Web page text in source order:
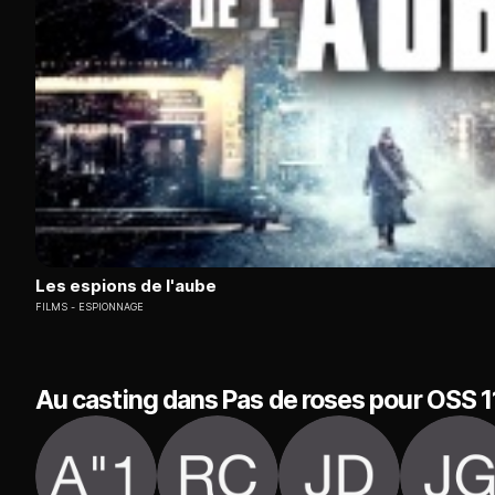
Les espions de l'aube
FILMS ESPIONNAGE
Au casting dans Pas de roses pour OSS